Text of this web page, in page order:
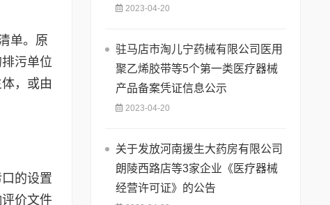
单。原
污单位
，或由
的设置
价文件
2023-04-20
驻马店市淘儿宁药械有限公司医用
聚乙烯胶带等5个第一类医疗器械
产品备案凭证信息公示
2023-04-20
关于发放河南援生大药房有限公司
朗陵西路店等3家企业《医疗器械
经营许可证》的公告